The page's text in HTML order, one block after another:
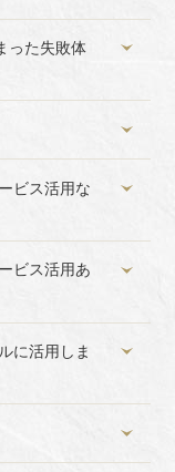
った失敗体
ビス活用な
ビス活用あ
に活用しま